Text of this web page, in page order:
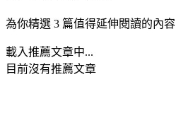
為你精選 3 篇值得延伸閱讀的內容
載入推薦文章中...
目前沒有推薦文章